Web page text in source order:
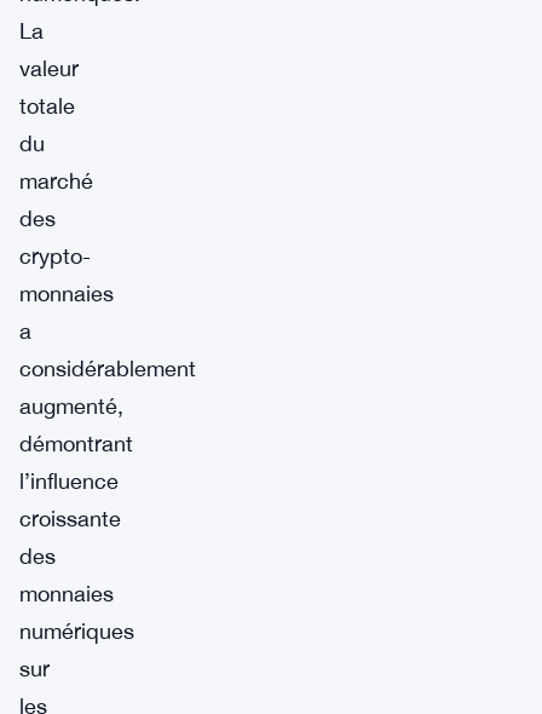
La
valeur
totale
du
marché
des
crypto-
monnaies
a
considérablement
augmenté,
démontrant
l’influence
croissante
des
monnaies
numériques
sur
les